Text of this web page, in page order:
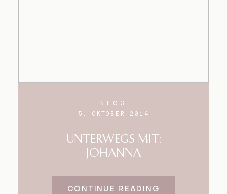
BLOG
5. OKTOBER 2014
UNTERWEGS MIT:
JOHANNA
CONTINUE READING